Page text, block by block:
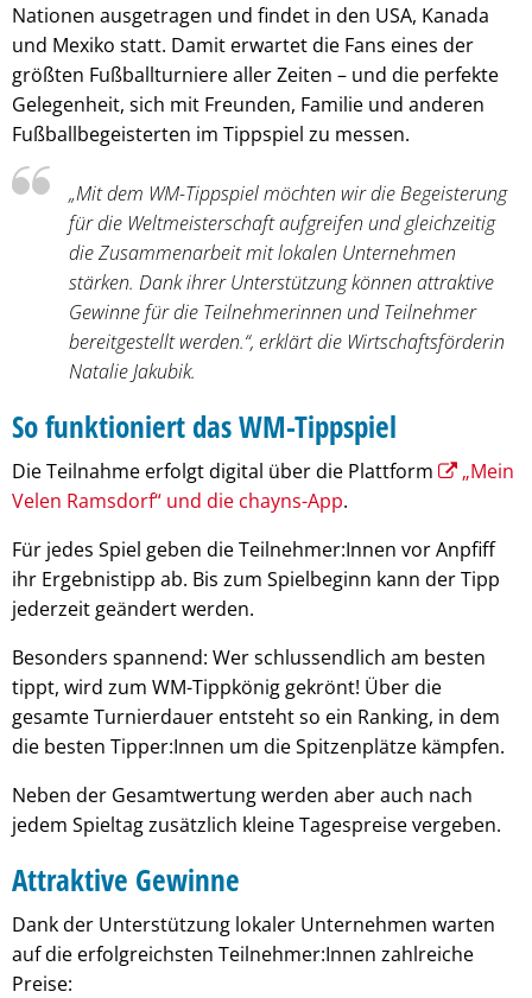
Nationen ausgetragen und findet in den USA, Kanada
und Mexiko statt. Damit erwartet die Fans eines der
größten Fußballturniere aller Zeiten – und die perfekte
Gelegenheit, sich mit Freunden, Familie und anderen
Fußballbegeisterten im Tippspiel zu messen.
„Mit dem WM-Tippspiel möchten wir die Begeisterung
für die Weltmeisterschaft aufgreifen und gleichzeitig
die Zusammenarbeit mit lokalen Unternehmen
stärken. Dank ihrer Unterstützung können attraktive
Gewinne für die Teilnehmerinnen und Teilnehmer
bereitgestellt werden.“, erklärt die Wirtschaftsförderin
Natalie Jakubik.
So funktioniert das WM-Tippspiel
Die Teilnahme erfolgt digital über die Plattform
„Mein
Velen Ramsdorf“ und die chayns-App.
Für jedes Spiel geben die Teilnehmer:Innen vor Anpfiff
ihr Ergebnistipp ab. Bis zum Spielbeginn kann der Tipp
jederzeit geändert werden.
Besonders spannend: Wer schlussendlich am besten
tippt, wird zum WM-Tippkönig gekrönt! Über die
gesamte Turnierdauer entsteht so ein Ranking, in dem
die besten Tipper:Innen um die Spitzenplätze kämpfen.
Neben der Gesamtwertung werden aber auch nach
jedem Spieltag zusätzlich kleine Tagespreise vergeben.
Attraktive Gewinne
Dank der Unterstützung lokaler Unternehmen warten
auf die erfolgreichsten Teilnehmer:Innen zahlreiche
Preise: